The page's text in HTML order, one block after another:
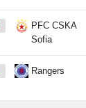
PFC CSKA
Sofia
Rangers